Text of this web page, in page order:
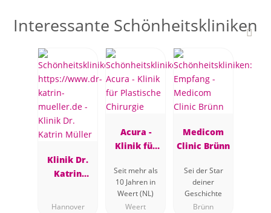
Interessante Schönheitskliniken
Klinik Dr.
Katrin
Hannover
Acura -
Klinik für
Chirurgie
Seit mehr als
10 Jahren in
Weert (NL)
Weert
Medicom
Clinic Brünn
Sei der Star
deiner
Geschichte
Brünn